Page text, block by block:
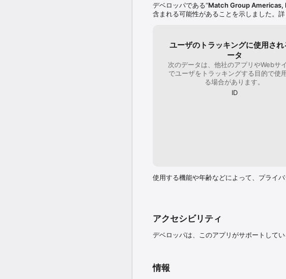
【安心安全への取組み】
■交際中、既婚など独身でないの方はご利用
■不審ユーザーの報告機能。厳正な調査の
【有料サービスの注意点】
■男女共に同一料金
■ご購入の確認後に、あなたのiTunesアカ
3、6か月)が同料金で更新時に、課金。
■自動更新は購入後、現行の期間終了の24
デベロッパである“Match Group Americas,
含まれる可能性があることを示しました。詳
ユーザのトラッキングに使用され
ータ
次のデータは、他社のアプリやWebサ
でユーザをトラッキングする目的で使
る場合があります。
ID
使用する機能や年齢などによって、プライ
アクセシビリティ
デベロッパは、このアプリがサポートして
情報